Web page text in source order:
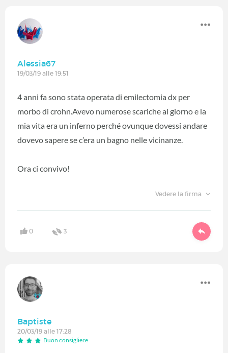
Alessia67
19/03/19 alle 19:51
4 anni fa sono stata operata di emilectomia dx per
morbo di crohn.Avevo numerose scariche al giorno e la
mia vita era un inferno perché ovunque dovessi andare
dovevo sapere se c’era un bagno nelle vicinanze.
Ora ci convivo!
Vedere la firma
0 3
Baptiste
20/03/19 alle 17:28
Buon consigliere